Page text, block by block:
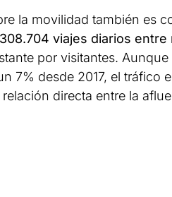
la movilidad también es
viajes diarios entre
por visitantes.
7% desde 2017, el tráfico
relación directa entre la